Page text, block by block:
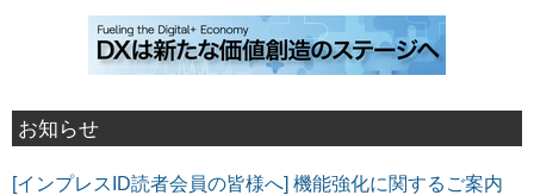
お知らせ
[インプレスID読者会員の皆様へ] 機能強化に関するご案内